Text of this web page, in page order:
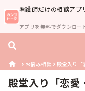
看護師だけの相談アプ
アプリを無料でダウンロー
お悩み相談 殿堂入り「
殿堂入り「恋愛